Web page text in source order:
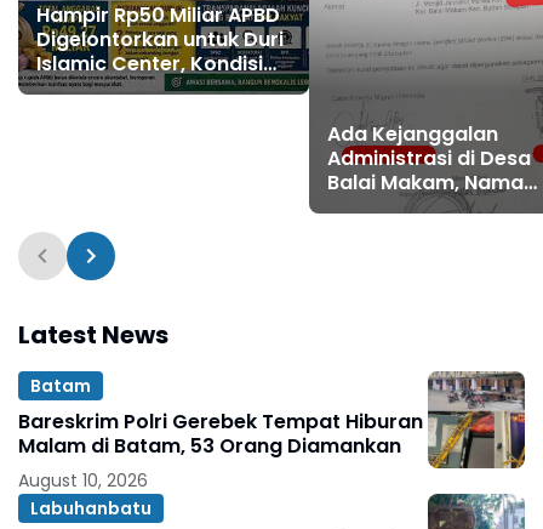
Hampir Rp50 Miliar APBD
Digelontorkan untuk Duri
Islamic Center, Kondisi
Lapangan Jadi Sorotan
Ada Kejanggalan
Administrasi di Desa
Balai Makam, Nama
Kepala Desa dalam
Latest News
Batam
Bareskrim Polri Gerebek Tempat Hiburan
Malam di Batam, 53 Orang Diamankan
August 10, 2026
Labuhanbatu